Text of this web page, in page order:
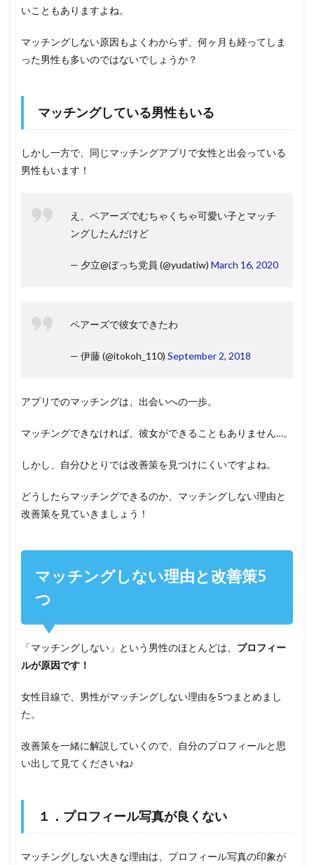
いこともありますよね。
マッチングしない原因もよくわからず、何ヶ月も経ってしま
った男性も多いのではないでしょうか？
マッチングしている男性もいる
しかし一方で、同じマッチングアプリで女性と出会っている
男性もいます！
え、ペアーズでむちゃくちゃ可愛い子とマッチ
ングしたんだけど
— 夕立@ぼっち党員 (@yudatiw) March 16, 2020
ペアーズで彼女できたわ
— 伊藤 (@itokoh_110) September 2, 2018
アプリでのマッチングは、出会いへの一歩。
マッチングできなければ、彼女ができることもありません…。
しかし、自分ひとりでは改善策を見つけにくいですよね。
どうしたらマッチングできるのか、マッチングしない理由と
改善策を見ていきましょう！
マッチングしない理由と改善策5
つ
「マッチングしない」という男性のほとんどは、 プロフィー
ルが原因です！
女性目線で、男性がマッチングしない理由を5つまとめまし
た。
改善策を一緒に解説していくので、自分のプロフィールと思
い出して見てくださいね♪
１．プロフィール写真が良くない
マッチングしない大きな理由は、プロフィール写真の印象が